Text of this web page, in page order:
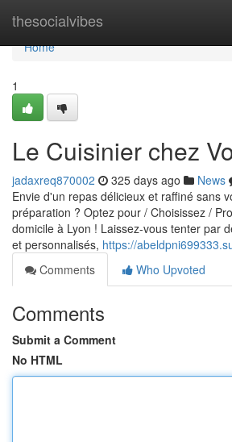
thesocialvibes
Home
Home
1
Le Cuisinier chez
jadaxreq870002 325 days ago News
Envie d'un repas délicieux et raffiné sans
préparation ? Optez pour / Choisissez /
domicile à Lyon ! Laissez-vous tenter par
et personnalisés, https://
Comments
Who Upvoted
Comments
Submit a Comment
No HTML